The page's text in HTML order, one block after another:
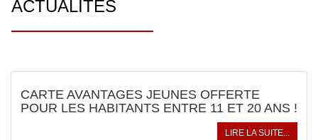
ACTUALITÉS
CARTE AVANTAGES JEUNES OFFERTE
POUR LES HABITANTS ENTRE 11 ET 20 ANS !
LIRE LA SUITE...